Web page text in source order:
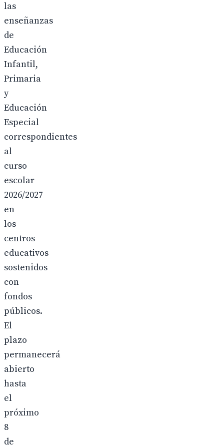
las
enseñanzas
de
Educación
Infantil,
Primaria
y
Educación
Especial
correspondientes
al
curso
escolar
2026/2027
en
los
centros
educativos
sostenidos
con
fondos
públicos.
El
plazo
permanecerá
abierto
hasta
el
próximo
8
de